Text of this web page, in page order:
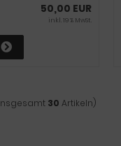
50,00 EUR
inkl. 19 % MwSt.
30 Artikeln)